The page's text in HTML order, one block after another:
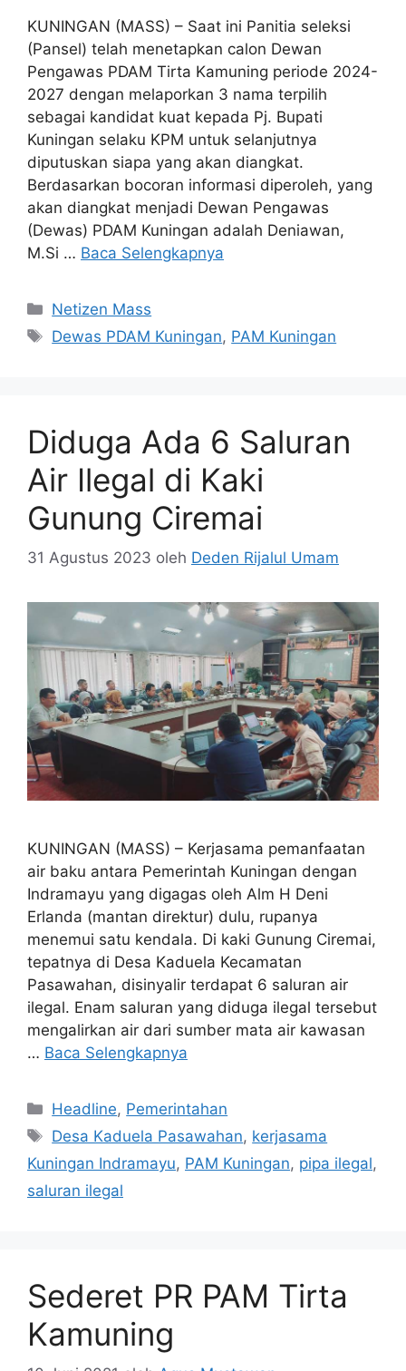
KUNINGAN (MASS) – Saat ini Panitia seleksi
(Pansel) telah menetapkan calon Dewan
Pengawas PDAM Tirta Kamuning periode 2024-
2027 dengan melaporkan 3 nama terpilih
sebagai kandidat kuat kepada Pj. Bupati
Kuningan selaku KPM untuk selanjutnya
diputuskan siapa yang akan diangkat.
Berdasarkan bocoran informasi diperoleh, yang
akan diangkat menjadi Dewan Pengawas
(Dewas) PDAM Kuningan adalah Deniawan,
M.Si … Baca Selengkapnya
Kategori
Netizen Mass
Tag
Dewas PDAM Kuningan, PAM Kuningan
Diduga Ada 6 Saluran
Air Ilegal di Kaki
Gunung Ciremai
31 Agustus 2023 oleh Deden Rijalul Umam
KUNINGAN (MASS) – Kerjasama pemanfaatan
air baku antara Pemerintah Kuningan dengan
Indramayu yang digagas oleh Alm H Deni
Erlanda (mantan direktur) dulu, rupanya
menemui satu kendala. Di kaki Gunung Ciremai,
tepatnya di Desa Kaduela Kecamatan
Pasawahan, disinyalir terdapat 6 saluran air
ilegal. Enam saluran yang diduga ilegal tersebut
mengalirkan air dari sumber mata air kawasan
… Baca Selengkapnya
Kategori
Headline, Pemerintahan
Tag
Desa Kaduela Pasawahan, kerjasama
Kuningan Indramayu, PAM Kuningan, pipa ilegal,
saluran ilegal
Sederet PR PAM Tirta
Kamuning